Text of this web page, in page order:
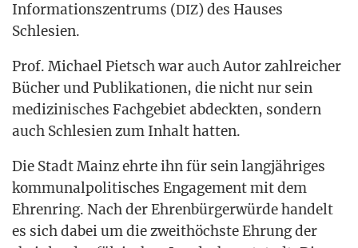
Infor­ma­ti­ons­zen­trums (DIZ) des Hau­ses
Schlesien.
Prof. Micha­el Pietsch war auch Autor zahl­rei­cher
Bücher und Publi­ka­tio­nen, die nicht nur sein
medi­zi­ni­sches Fach­ge­biet abdeck­ten, son­dern
auch Schle­si­en zum Inhalt hatten.
Die Stadt Mainz ehr­te ihn für sein lang­jäh­ri­ges
kom­mu­nal­po­li­ti­sches Enga­ge­ment mit dem
Ehren­ring. Nach der Ehren­bür­ger­wür­de han­delt
es sich dabei um die zweit­höchs­te Ehrung der